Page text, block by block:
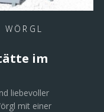
WÖRGL
im
liebevoller
mit einer